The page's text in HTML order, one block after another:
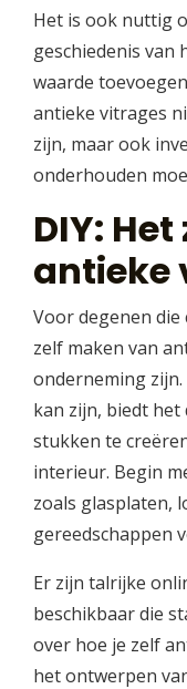
Het is ook nuttig
geschiedenis van
waarde
antieke vitrages
zijn, maar ook
onderhouden
DIY:
antieke
Voor degenen
zelf maken van
onderneming
kan zijn, biedt
stukken te
interieur. Begin
zoals glasplaten,
gereedschappen
Er zijn talrijke
beschikbaar die
over hoe je zelf
het ontwerpen